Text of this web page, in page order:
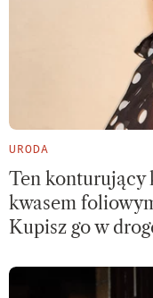
URODA
Ten konturujący
kwasem
Kupisz go w